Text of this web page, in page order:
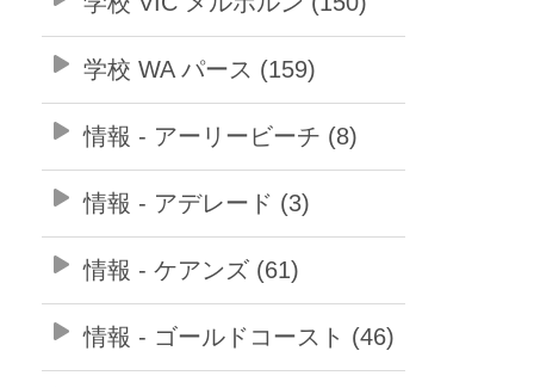
学校 WA パース (159)
情報 - アーリービーチ (8)
情報 - アデレード (3)
情報 - ケアンズ (61)
情報 - ゴールドコースト (46)